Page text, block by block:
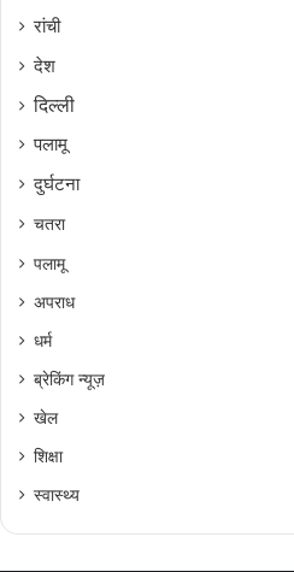
रांची
देश
दिल्‍ली
पलामू
दुर्घटना
चतरा
पलामू
अपराध
धर्म
ब्रेकिंग न्यूज़
खेल
शिक्षा
स्वास्थ्य